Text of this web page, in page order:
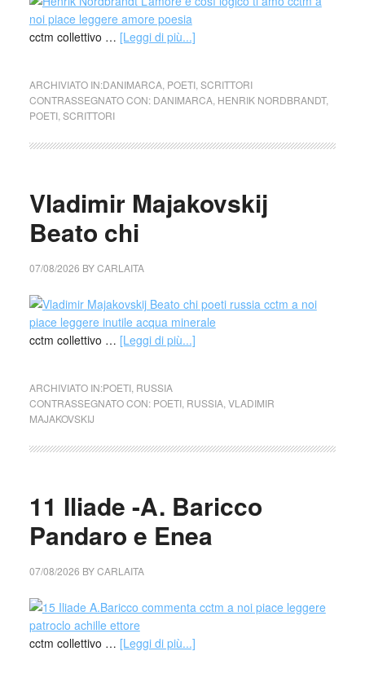
cctm collettivo … [Leggi di più...]
ARCHIVIATO IN:DANIMARCA, POETI, SCRITTORI
CONTRASSEGNATO CON: DANIMARCA, HENRIK NORDBRANDT,
POETI, SCRITTORI
Vladimir Majakovskij
Beato chi
07/08/2026 BYCARLAITA
cctm collettivo … [Leggi di più...]
ARCHIVIATO IN:POETI, RUSSIA
CONTRASSEGNATO CON: POETI, RUSSIA, VLADIMIR
MAJAKOVSKIJ
11 Iliade -A. Baricco
Pandaro e Enea
07/08/2026 BYCARLAITA
cctm collettivo … [Leggi di più...]